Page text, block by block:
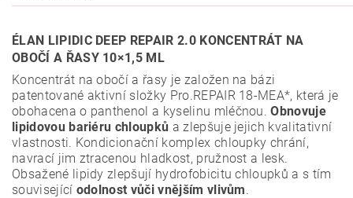
ÉLAN LIPIDIC DEEP REPAIR 2.0 KONCENTRÁT NA
OBOČÍ A ŘASY 10×1,5 ML
Koncentrát na obočí a řasy je založen na bázi
patentované aktivní složky Pro.REPAIR 18-MEA*, která je
obohacena o panthenol a kyselinu mléčnou.Obnovuje
lipidovou bariéru chloupků a zlepšuje jejich kvalitativní
vlastnosti. Kondicionační komplex chloupky chrání,
navrací jim ztracenou hladkost, pružnost a lesk.
Obsažené lipidy zlepšují hydrofobicitu chloupků a s tím
související odolnost vůči vnějším vlivům.